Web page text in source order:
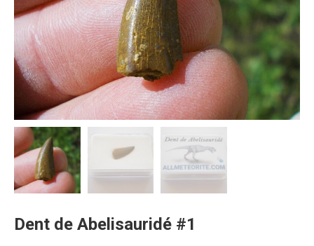
Dent de Abelisauridé #1